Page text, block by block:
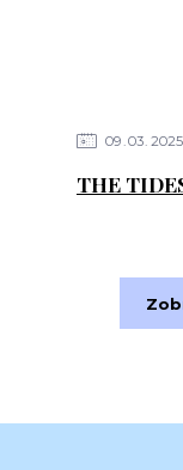
09 03 2025
THE